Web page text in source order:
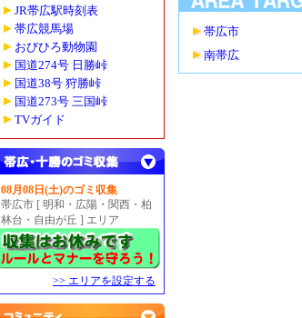
JR帯広駅時刻表
帯広競馬場
おびひろ動物園
国道274号 日勝峠
国道38号 狩勝峠
国道273号 三国峠
TVガイド
08月08日(土)のゴミ収集
帯広市 [ 明和・広陽・関西・柏
林台・自由が丘 ] エリア
>> エリアを設定する
帯広市
南帯広